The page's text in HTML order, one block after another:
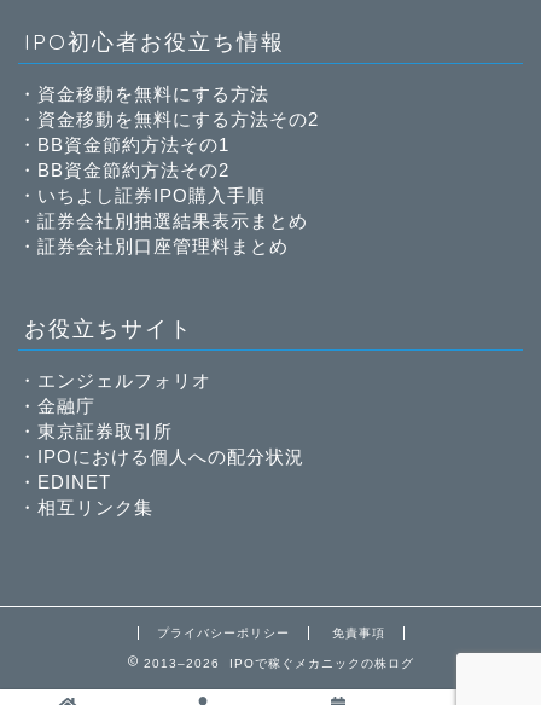
IPO初心者お役立ち情報
・ 資金移動を無料にする方法
・ 資金移動を無料にする方法その2
・ BB資金節約方法その1
・ BB資金節約方法その2
・ いちよし証券IPO購入手順
・ 証券会社別抽選結果表示まとめ
・ 証券会社別口座管理料まとめ
お役立ちサイト
・ エンジェルフォリオ
・ 金融庁
・ 東京証券取引所
・
IPOにおける個人への配分状況
・ EDINET
・ 相互リンク集
プライバシーポリシー 免責事項
2013–2026 IPOで稼ぐメカニックの株ログ